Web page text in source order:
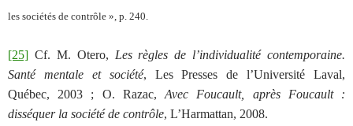
les sociétés de contrôle », p. 240.
[25] Cf. M. Otero, Les règles de l’individualité contemporaine.
Santé mentale et société, Les Presses de l’Université Laval,
Québec, 2003 ; O. Razac,Avec Foucault, après Foucault :
disséquer la société de contrôle, L’Harmattan, 2008.